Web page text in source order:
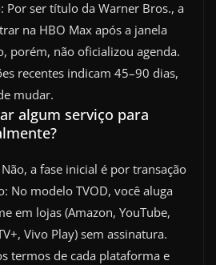
Por ser título da Warner Bros., a
na HBO Max após a janela
porém, não oficializou agenda.
recentes indicam 45–90 dias,
mudar.
algum serviço para
a fase inicial é por transação
No modelo TVOD, você aluga
em lojas (Amazon, YouTube,
Vivo Play) sem assinatura.
termos de cada plataforma e